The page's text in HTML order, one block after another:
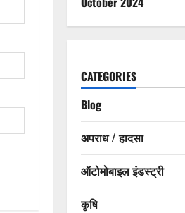
CATEGORIES
Blog
अपराध / हादसा
ऑटोमोबाइल इंडस्ट्री
कृषि